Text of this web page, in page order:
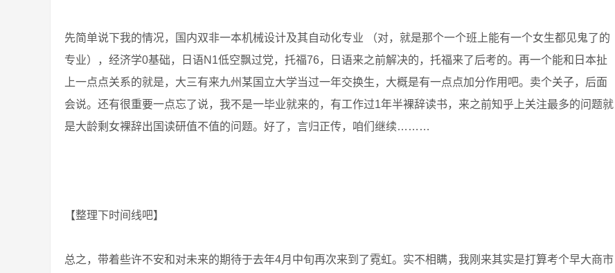
先简单说下我的情况，国内双非一本机械设计及其自动化专业 （对，就是那个一个班上能有一个女生都见鬼了的
专业），经济学0基础，日语N1低空飘过党，托福76，日语来之前解决的，托福来了后考的。再一个能和日本扯
上一点点关系的就是，大三有来九州某国立大学当过一年交换生，大概是有一点点加分作用吧。卖个关子，后面
会说。还有很重要一点忘了说，我不是一毕业就来的，有工作过1年半裸辞读书，来之前知乎上关注最多的问题就
是大龄剩女裸辞出国读研值不值的问题。好了，言归正传，咱们继续………
【整理下时间线吧】
总之，带着些许不安和对未来的期待于去年4月中旬再次来到了霓虹。实不相瞒，我刚来其实是打算考个早大商市